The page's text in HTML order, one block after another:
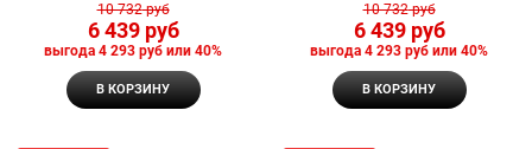
10 732 руб
6 439 руб
выгода 4 293 руб или 40%
В КОРЗИНУ
10 732 руб
6 439 руб
выгода 4 293 руб или 40%
В КОРЗИНУ